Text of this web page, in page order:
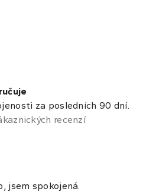
za posledních 90 dní.
recenzí
jsem spokojená.